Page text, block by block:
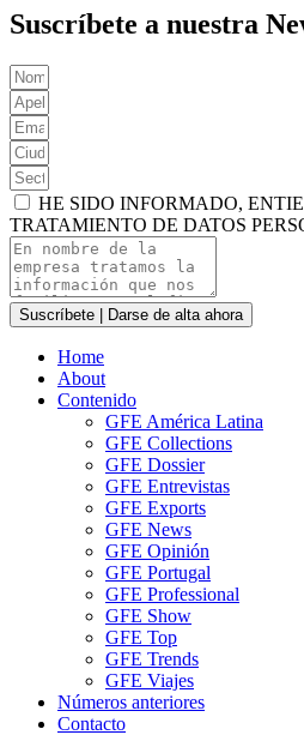
Suscríbete a nuestra
HE SIDO INFORMADO,
TRATAMIENTO DE DATOS
Suscríbete | Darse de alta ahora
Home
About
Contenido
GFE América Latina
GFE Collections
GFE Dossier
GFE Entrevistas
GFE Exports
GFE News
GFE Opinión
GFE Portugal
GFE Professional
GFE Show
GFE Top
GFE Trends
GFE Viajes
Números anteriores
Contacto